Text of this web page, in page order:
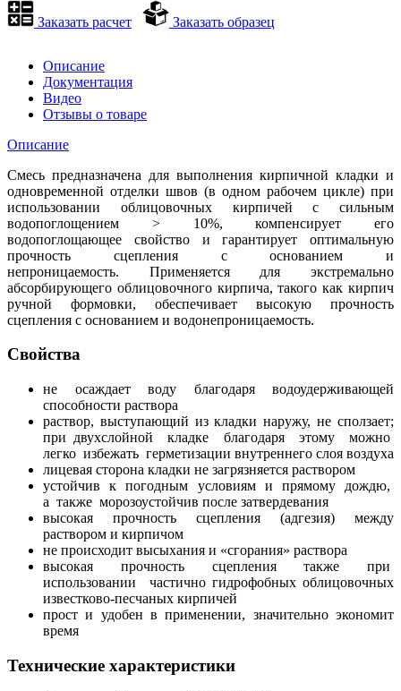
Заказать расчет Заказать образец
Описание
Документация
Видео
Отзывы о товаре
Описание
Смесь предназначена для выполнения кирпичной кладки и
одновременной отделки швов (в одном рабочем цикле) при
использовании облицовочных кирпичей c сильным
водопоглощением > 10%, компенсирует его
водопоглощающее свойство и гарантирует оптимальную
прочность сцепления с основанием и
непроницаемость. Применяется для экстремально
абсорбирующего облицовочного кирпича, такого как кирпич
ручной формовки, обеспечивает высокую прочность
сцепления с основанием и водонепроницаемость.
Свойства
не осаждает воду благодаря водоудерживающей
способности раствора
раствор, выступающий из кладки наружу, не сползает;
при двухслойной кладке благодаря этому можно
легко избежать герметизации внутреннего слоя воздуха
лицевая сторона кладки не загрязняется раствором
устойчив к погодным условиям и прямому дождю,
а также морозоустойчив после затвердевания
высокая прочность сцепления (адгезия) между
раствором и кирпичом
не происходит высыхания и «сгорания» раствора
высокая прочность сцепления также при
использовании частично гидрофобных облицовочных
известково-песчаных кирпичей
прост и удобен в применении, значительно экономит
время
Технические характеристики